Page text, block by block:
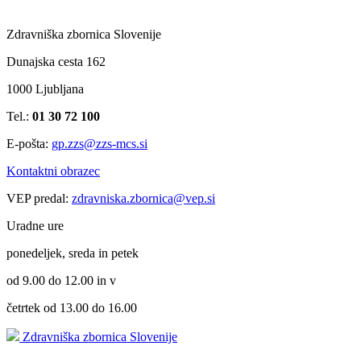
Zdravniška zbornica Slovenije
Dunajska cesta 162
1000 Ljubljana
Tel.: 01 30 72 100
E-pošta: gp.zzs@zzs-mcs.si
Kontaktni obrazec
VEP predal: zdravniska.zbornica@vep.si
Uradne ure
ponedeljek, sreda in petek
od 9.00 do 12.00 in v
četrtek od 13.00 do 16.00
Zdravniška zbornica Slovenije